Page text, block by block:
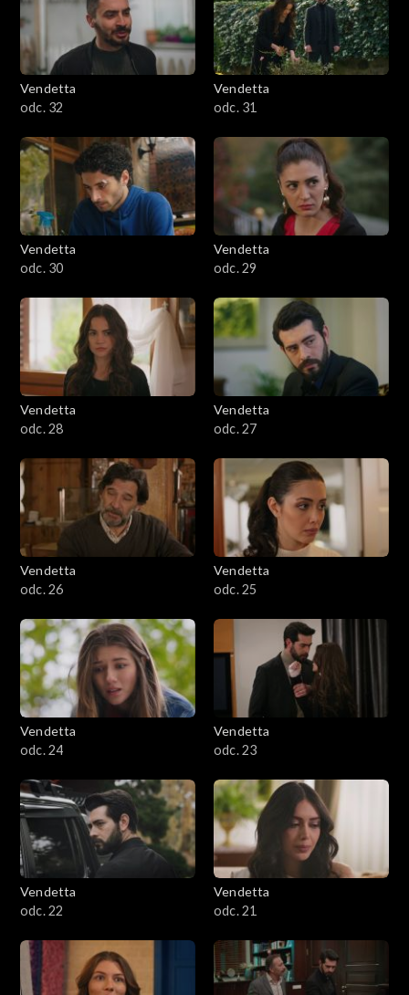
Vendetta
odc. 32
Vendetta
odc. 31
Vendetta
odc. 30
Vendetta
odc. 29
Vendetta
odc. 28
Vendetta
odc. 27
Vendetta
odc. 26
Vendetta
odc. 25
Vendetta
odc. 24
Vendetta
odc. 23
Vendetta
odc. 22
Vendetta
odc. 21